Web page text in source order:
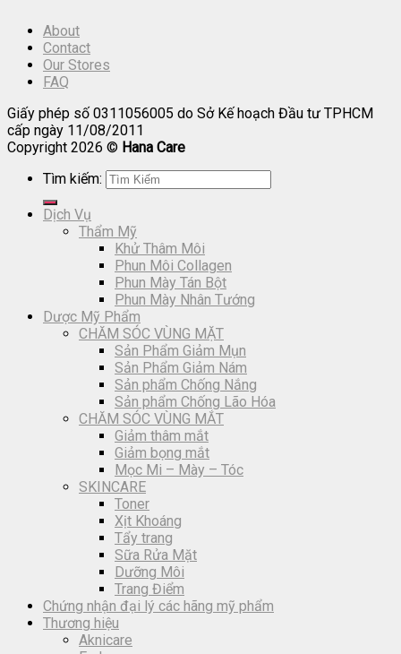
About
Contact
Our Stores
FAQ
Giấy phép số 0311056005 do Sở Kế hoạch Đầu tư TPHCM
cấp ngày 11/08/2011
Copyright 2026 © Hana Care
Tìm kiếm:
Dịch Vụ
Thẩm Mỹ
Khử Thâm Môi
Phun Môi Collagen
Phun Mày Tán Bột
Phun Mày Nhân Tướng
Dược Mỹ Phẩm
CHĂM SÓC VÙNG MẶT
Sản Phẩm Giảm Mụn
Sản Phẩm Giảm Nám
Sản phẩm Chống Nắng
Sản phẩm Chống Lão Hóa
CHĂM SÓC VÙNG MẮT
Giảm thâm mắt
Giảm bọng mắt
Mọc Mi – Mày – Tóc
SKINCARE
Toner
Xịt Khoáng
Tẩy trang
Sữa Rửa Mặt
Dưỡng Môi
Trang Điểm
Chứng nhận đại lý các hãng mỹ phẩm
Thương hiệu
Aknicare